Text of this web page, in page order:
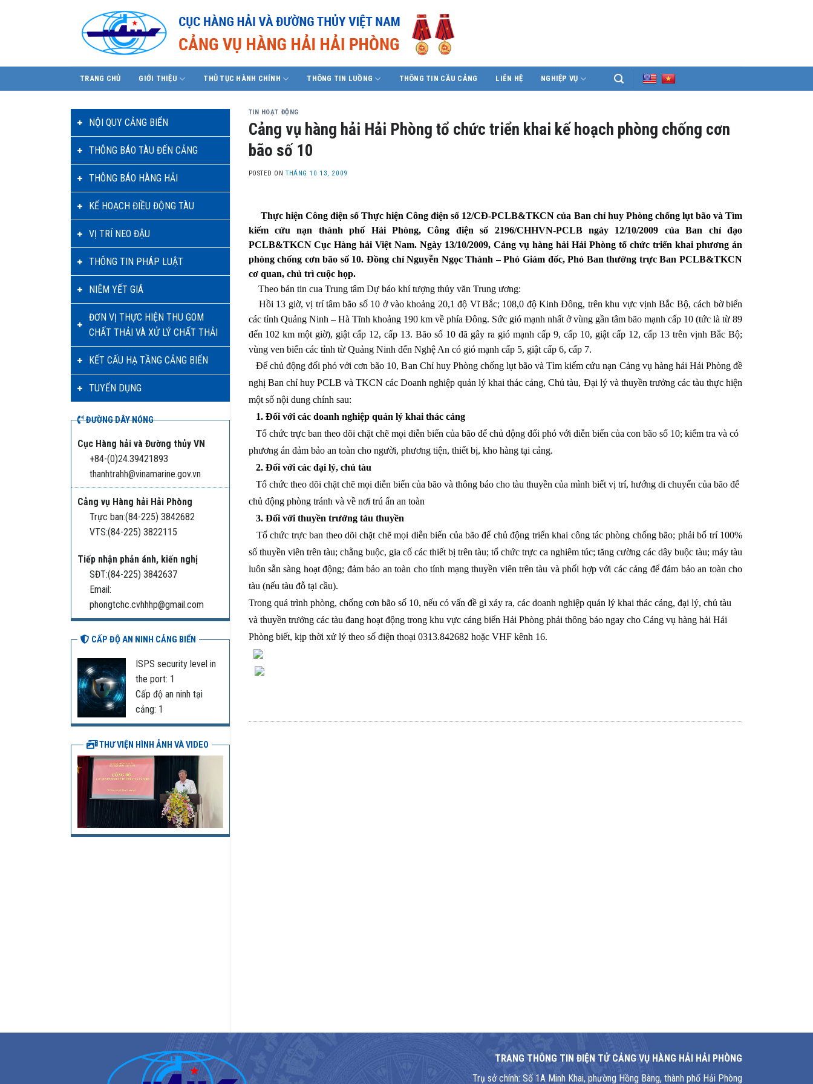
TRANG CHỦ GIỚI THIỆU THỦ TỤC HÀNH CHÍNH THÔNG TIN LUỒNG THÔNG TIN CẦU CẢNG LIÊN HỆ NGHIỆP VỤ
NỘI QUY CẢNG BIỂN
THÔNG BÁO TÀU ĐẾN CẢNG
THÔNG BÁO HÀNG HẢI
KẾ HOẠCH ĐIỀU ĐỘNG TÀU
VỊ TRÍ NEO ĐẬU
THÔNG TIN PHÁP LUẬT
NIÊM YẾT GIÁ
ĐƠN VỊ THỰC HIỆN THU GOM
CHẤT THẢI VÀ XỬ LÝ CHẤT THẢI
KẾT CẤU HẠ TẦNG CẢNG BIỂN
TUYỂN DỤNG
ĐƯỜNG DÂY NÓNG
Cục Hàng hải và Đường thủy VN
+84-(0)24.39421893
thanhtrahh@vinamarine.gov.vn
Cảng vụ Hàng hải Hải Phòng
Trực ban:(84-225) 3842682
VTS:(84-225) 3822115
Tiếp nhận phản ánh, kiến nghị
SĐT:(84-225) 3842637
Email:
phongtchc.cvhhhp@gmail.com
CẤP ĐỘ AN NINH CẢNG BIỂN
ISPS security level in
the port: 1
Cấp độ an ninh tại
cảng: 1
THƯ VIỆN HÌNH ẢNH VÀ VIDEO
TIN HOẠT ĐỘNG
Cảng vụ hàng hải Hải Phòng tổ chức triển khai kế hoạch phòng chống cơn
bão số 10
POSTED ONTHÁNG 10 13, 2009
Thực hiện Công điện số Thực hiện Công điện số 12/CĐ-PCLB&TKCN của Ban chỉ huy Phòng chống lụt bão và Tìm
kiếm cứu nạn thành phố Hải Phòng, Công điện số 2196/CHHVN-PCLB ngày 12/10/2009 của Ban chỉ đạo
PCLB&TKCN Cục Hàng hải Việt Nam. Ngày 13/10/2009, Cảng vụ hàng hải Hải Phòng tổ chức triển khai phương án
phòng chống cơn bão số 10. Đồng chí Nguyễn Ngọc Thành – Phó Giám đốc, Phó Ban thường trực Ban PCLB&TKCN
cơ quan, chủ trì cuộc họp.
Theo bản tin cua Trung tâm Dự báo khí tượng thủy văn Trung ương:
Hồi 13 giờ, vị trí tâm bão số 10 ở vào khoảng 20,1 độ Vĩ Bắc; 108,0 độ Kinh Đông, trên khu vực vịnh Bắc Bộ, cách bờ biển
các tỉnh Quảng Ninh – Hà Tĩnh khoảng 190 km về phía Đông. Sức gió mạnh nhất ở vùng gần tâm bão mạnh cấp 10 (tức là từ 89
đến 102 km một giờ), giật cấp 12, cấp 13. Bão số 10 đã gây ra gió mạnh cấp 9, cấp 10, giật cấp 12, cấp 13 trên vịnh Bắc Bộ;
vùng ven biển các tỉnh từ Quảng Ninh đến Nghệ An có gió mạnh cấp 5, giật cấp 6, cấp 7.
Để chủ động đối phó với cơn bão 10, Ban Chỉ huy Phòng chống lụt bão và Tìm kiếm cứu nạn Cảng vụ hàng hải Hải Phòng đề
nghị Ban chỉ huy PCLB và TKCN các Doanh nghiệp quản lý khai thác cảng, Chủ tàu, Đại lý và thuyền trưởng các tàu thực hiện
một số nội dung chính sau:
1. Đối với các doanh nghiệp quản lý khai thác cảng
Tổ chức trực ban theo dõi chặt chẽ mọi diễn biến của bão để chủ động đối phó với diễn biến của con bão số 10; kiểm tra và có
phương án đảm bảo an toàn cho người, phương tiện, thiết bị, kho hàng tại cảng.
2. Đối với các đại lý, chủ tàu
Tổ chức theo dõi chặt chẽ mọi diễn biến của bão và thông báo cho tàu thuyền của mình biết vị trí, hướng di chuyển của bão để
chủ động phòng tránh và về nơi trú ẩn an toàn
3. Đối với thuyền trưởng tàu thuyền
Tổ chức trực ban theo dõi chặt chẽ mọi diễn biến của bão để chủ động triển khai công tác phòng chống bão; phải bố trí 100%
số thuyền viên trên tàu; chằng buộc, gia cố các thiết bị trên tàu; tổ chức trực ca nghiêm túc; tăng cường các dây buộc tàu; máy tàu
luôn sẵn sàng hoạt động; đảm bảo an toàn cho tính mạng thuyền viên trên tàu và phối hợp với các cảng để đảm bảo an toàn cho
tàu (nếu tàu đỗ tại cầu).
Trong quá trình phòng, chống cơn bão số 10, nếu có vấn đề gì xảy ra, các doanh nghiệp quản lý khai thác cảng, đại lý, chủ tàu
và thuyền trưởng các tàu đang hoạt động trong khu vực cảng biển Hải Phòng phải thông báo ngay cho Cảng vụ hàng hải Hải
Phòng biết, kịp thời xử lý theo số điện thoại 0313.842682 hoặc VHF kênh 16.
TRANG THÔNG TIN ĐIỆN TỬ CẢNG VỤ HÀNG HẢI HẢI PHÒNG
Trụ sở chính: Số 1A Minh Khai, phường Hồng Bàng, thành phố Hải Phòng